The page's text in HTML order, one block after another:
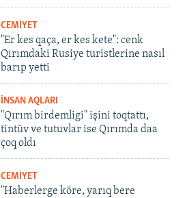
CEMİYET
"Er kes qaça, er kes kete": cenk
Qırımdaki Rusiye turistlerine nasıl
barıp yetti
İNSAN AQLARI
"Qırım birdemligi" işini toqtattı,
tintüv ve tutuvlar ise Qırımda daa
çoq oldı
CEMİYET
"Haberlerge köre, yarıq bere